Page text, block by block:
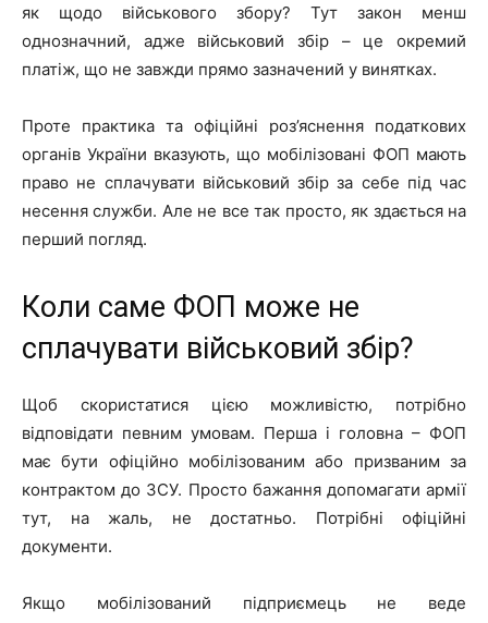
як щодо військового збору? Тут закон менш
однозначний, адже військовий збір – це окремий
платіж, що не завжди прямо зазначений у винятках.
Проте практика та офіційні роз’яснення податкових
органів України вказують, що мобілізовані ФОП мають
право не сплачувати військовий збір за себе під час
несення служби. Але не все так просто, як здається на
перший погляд.
Коли саме ФОП може не
сплачувати військовий збір?
Щоб скористатися цією можливістю, потрібно
відповідати певним умовам. Перша і головна – ФОП
має бути офіційно мобілізованим або призваним за
контрактом до ЗСУ. Просто бажання допомагати армії
тут, на жаль, не достатньо. Потрібні офіційні
документи.
Якщо мобілізований підприємець не веде